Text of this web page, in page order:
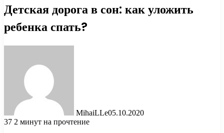
Детская дорога в сон: как уложить
ребенка спать?
MihaiLLe05.10.2020
37 2 минут на прочтение